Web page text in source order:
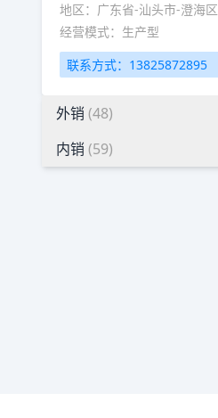
地区：广东省-汕头市-澄海区
经营模式：生产型
联系方式：13825872895
外销 (48)
内销 (59)